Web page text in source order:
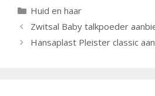
Categorieën
Huid en haar
Berichtnavigatie
Zwitsal Baby talkpoeder
Hansaplast Pleister classic